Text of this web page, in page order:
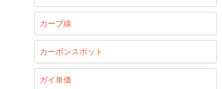
カーブ線
カーボンスポット
ガイ単価